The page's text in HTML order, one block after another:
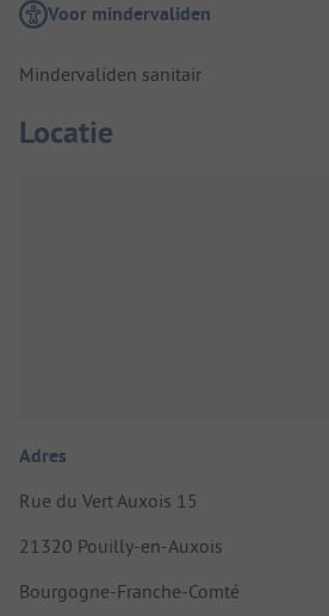
Voor mindervaliden
Mindervaliden sanitair
Locatie
Adres
Rue du Vert Auxois 15
21320 Pouilly-en-Auxois
Bourgogne-Franche-Comté